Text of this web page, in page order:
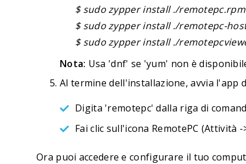
$ sudo zypper install ./remotepc.rpm
$ sudo zypper install ./remotepc-
$ sudo zypper install ./
Nota: Usa 'dnf' se 'yum' non è
Al termine dell'installazione, avvia l'app
Digita 'remotepc' dalla riga di
Fai clic sull'icona RemotePC (Attività -
Ora puoi accedere e configurare il tuo